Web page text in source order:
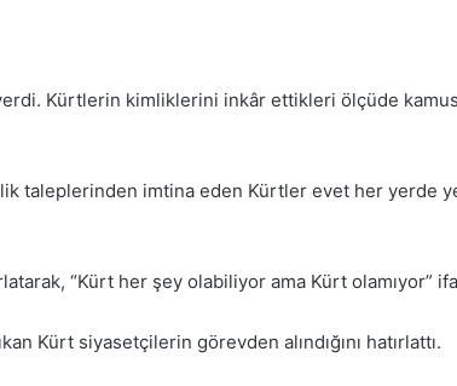
Kürtlerin kimliklerini inkâr ettikleri ölçüde
taleplerinden imtina eden Kürtler evet her yerde
“Kürt her şey olabiliyor ama Kürt
Kürt siyasetçilerin görevden alındığını hatırlattı.